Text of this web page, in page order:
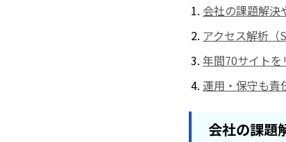
会社の課題解決
アクセス解析（
年間70サイトを
運用・保守も責
会社の課題